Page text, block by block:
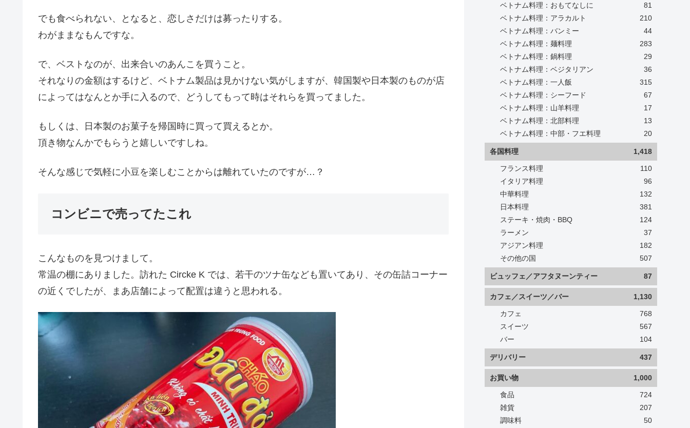
でも食べられない、となると、恋しさだけは募ったりする。
わがままなもんですな。
で、ベストなのが、出来合いのあんこを買うこと。
それなりの金額はするけど、ベトナム製品は見かけない気がしますが、韓国製や日本製のものが店
によってはなんとか手に入るので、どうしてもって時はそれらを買ってました。
もしくは、日本製のお菓子を帰国時に買って買えるとか。
頂き物なんかでもらうと嬉しいですしね。
そんな感じで気軽に小豆を楽しむことからは離れていたのですが…？
コンビニで売ってたこれ
こんなものを見つけまして。
常温の棚にありました。訪れた Circke K では、若干のツナ缶なども置いてあり、その缶詰コーナー
の近くでしたが、まあ店舗によって配置は違うと思われる。
ベトナム料理：おもてなしに
81
ベトナム料理：アラカルト
210
ベトナム料理：バンミー
44
ベトナム料理：麺料理
283
ベトナム料理：鍋料理
29
ベトナム料理：ベジタリアン
36
ベトナム料理：一人飯
315
ベトナム料理：シーフード
67
ベトナム料理：山羊料理
17
ベトナム料理：北部料理
13
ベトナム料理：中部・フエ料理
20
各国料理 1,418
フランス料理
110
イタリア料理
96
中華料理
132
日本料理
381
ステーキ・焼肉・BBQ
124
ラーメン
37
アジアン料理
182
その他の国
507
ビュッフェ／アフタヌーンティー 87
カフェ／スイーツ／バー 1,130
カフェ
768
スイーツ
567
バー
104
デリバリー 437
お買い物 1,000
食品
724
雑貨
207
調味料
50